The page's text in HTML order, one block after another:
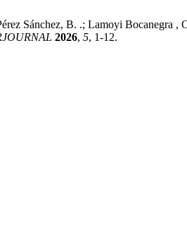
Sánchez, B. .; Lamoyi Bocanegra
2026, 5, 1-12.